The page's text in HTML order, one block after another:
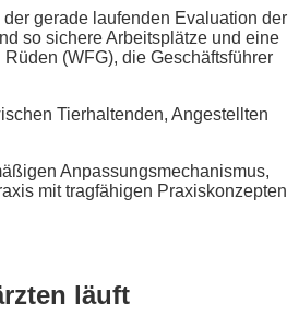
gerade laufenden Evaluation der
so sichere Arbeitsplätze und eine
(WFG), die Geschäftsführer
Tierhaltenden, Angestellten
Anpassungsmechanismus,
mit tragfähigen Praxiskonzepten
läuft